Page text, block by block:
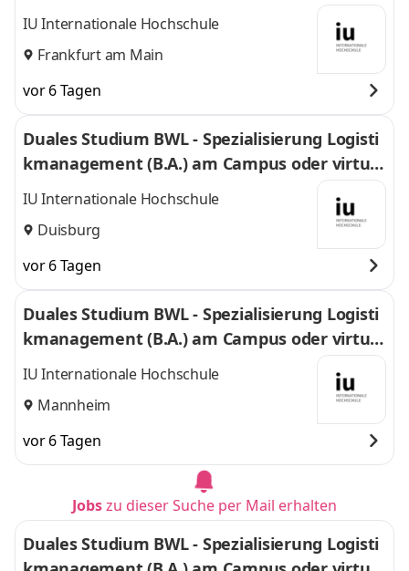
l
IU Internationale Hochschule
Frankfurt am Main
vor 6 Tagen
Duales Studium BWL - Spezialisierung Logisti
kmanagement (B.A.) am Campus oder virtuel
l
IU Internationale Hochschule
Duisburg
vor 6 Tagen
Duales Studium BWL - Spezialisierung Logisti
kmanagement (B.A.) am Campus oder virtuel
l
IU Internationale Hochschule
Mannheim
vor 6 Tagen
Jobszu dieser Suche per Mail erhalten
Duales Studium BWL - Spezialisierung Logisti